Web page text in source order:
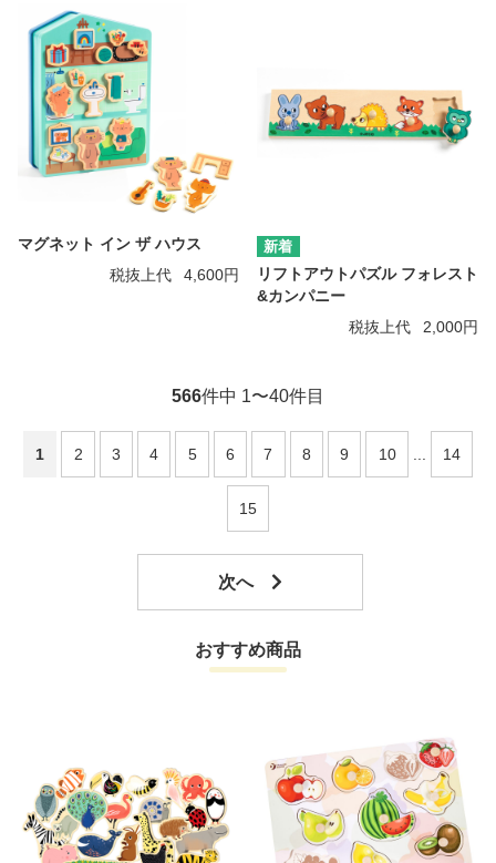
マグネット イン ザ ハウス
税抜上代
4,600円
リフトアウトパズル フォレスト
&カンパニー
税抜上代
2,000円
566件中 1〜40件目
1 2 3 4 5 6 7 8 9 10 14
15
おすすめ商品